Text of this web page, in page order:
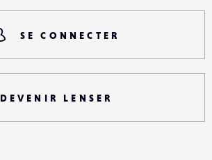
SE CONNECTER
DEVENIR LENSER